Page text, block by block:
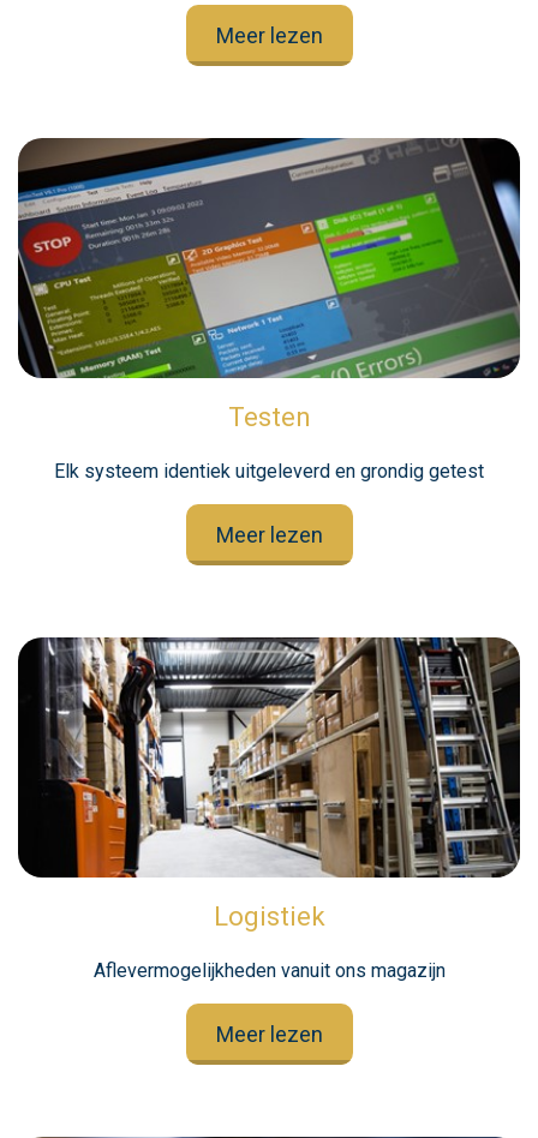
Meer lezen
Testen
Elk systeem identiek uitgeleverd en grondig getest
Meer lezen
Logistiek
Aflevermogelijkheden vanuit ons magazijn
Meer lezen